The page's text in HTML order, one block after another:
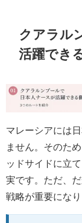
クアラル
活躍でき
マレーシアには
ません。そのた
ッドサイドに立
実です。ただ、
戦略が重要になり